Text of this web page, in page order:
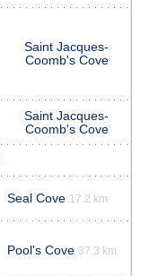
Saint Jacques-
Coomb's Cove
Saint Jacques-
Coomb's Cove
Seal Cove 17.2 km
Pool's Cove 37.3 km